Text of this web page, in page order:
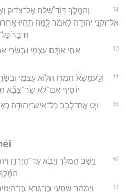
12
וְהַמֶּ֣לֶךְ דָּוִ֗ד שָׁ֠לַח אֶל־צָד֨וֹק
אֶל־זִקְנֵ֤י יְהוּדָה֙ לֵאמֹ֔ר לָ֤מָּה תִֽהְיוּ֙
וּדְבַר֙
13
אַחַ֣י אַתֶּ֔ם עַצְמִ֥י וּבְשָׂרִ֖י
14
וְלַֽעֲמָשָׂא֙ תֹּֽמְר֔וּ הֲל֛וֹא עַצְמִ֥י
יוֹסִ֔יף אִם־לֹ֠א שַׂר־צָבָ֞א
15
וַיַּ֛ט אֶת־לְבַ֥ב כָּל־אִישׁ־יְהוּדָ֖ה
16
וַיָּ֣שָׁב הַמֶּ֔לֶךְ וַיָּבֹ֖א עַד־הַיַּרְדֵּ֑ן
17
וַיְמַהֵ֗ר שִׁמְעִ֤י בֶן־גֵּרָא֙